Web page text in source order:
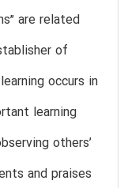
are related
of
occurs in
learning
others’
and praises